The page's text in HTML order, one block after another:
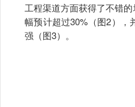
工程渠道方面获得了不错
幅预计超过30%（图2），
强（图3）。